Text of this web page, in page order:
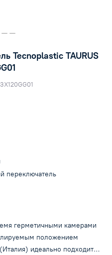
Tecnoplastic TAURUS
переключатель
герметичными камерами
положением
идеально подходит